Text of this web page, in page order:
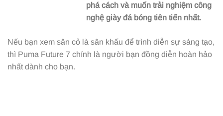
phá cách và muốn trải nghiệm công
nghệ giày đá bóng tiên tiến nhất.
Nếu bạn xem sân cỏ là sân khấu để trình diễn sự sáng tạo,
thì Puma Future 7 chính là người bạn đồng diễn hoàn hảo
nhất dành cho bạn.